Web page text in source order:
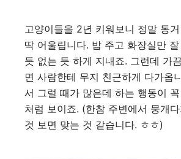
고양이들을 2년 키워보니 정말 동
딱 어울립니다. 밥 주고 화장실만
듯 없는 듯 하게 지내죠. 그런데 가
면 사람한테 무지 친근하게 다가옵
서 그럴 때가 많은데 하는 행동이
처럼 보이죠. (한참 주변에서 뭉개
것 보면 맞는 것 같습니다. ㅎㅎ)